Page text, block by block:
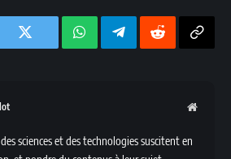
Twitter
Chaine
TelegramReddit
sciences et des technologies suscitent en